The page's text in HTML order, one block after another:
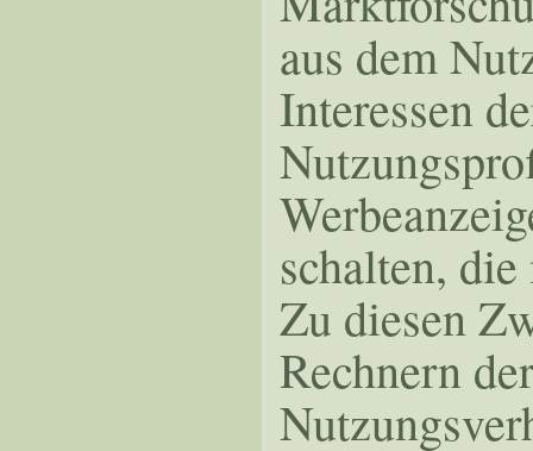
aus dem
Interessen
schalten,
Zu diesen
Rechnern